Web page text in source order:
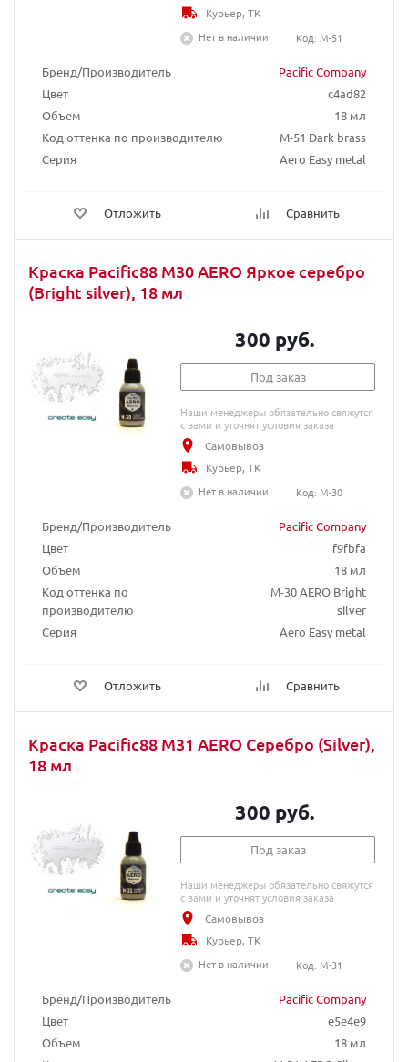
Бренд/Производитель
Pacific Company
Цвет
c4ad82
Объем
18 мл
Код оттенка по производителю
М-51 Dark brass
Серия
Aero Easy metal
Отложить Сравнить
Курьер, ТК
Нет в наличии
Код: M-51
Краска Pacific88 M30 AERO Яркое серебро
(Bright silver), 18 мл
Бренд/Производитель
Pacific Company
Цвет
f9fbfa
Объем
18 мл
Код оттенка по
производителю
М-30 AERO Bright
silver
Серия
Aero Easy metal
Отложить Сравнить
300 руб.
Под заказ
Наши менеджеры обязательно свяжутся
с вами и уточнят условия заказа
Самовывоз
Курьер, ТК
Нет в наличии
Код: M-30
Краска Pacific88 M31 AERO Серебро (Silver),
18 мл
Бренд/Производитель
Pacific Company
Цвет
e5e4e9
Объем
18 мл
300 руб.
Под заказ
Наши менеджеры обязательно свяжутся
с вами и уточнят условия заказа
Самовывоз
Курьер, ТК
Нет в наличии
Код: M-31